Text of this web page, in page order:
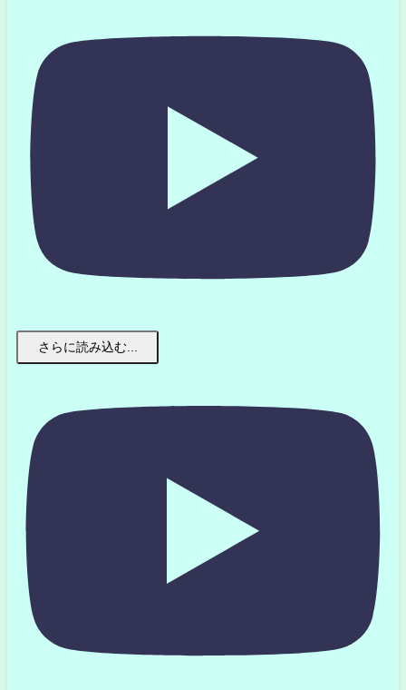
さらに読み込む...